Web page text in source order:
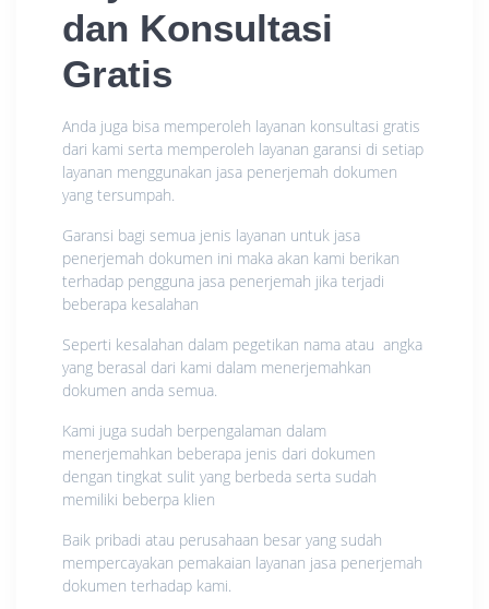
dan Konsultasi
Gratis
Anda juga bisa memperoleh layanan konsultasi gratis
dari kami serta memperoleh layanan garansi di setiap
layanan menggunakan jasa penerjemah dokumen
yang tersumpah.
Garansi bagi semua jenis layanan untuk jasa
penerjemah dokumen ini maka akan kami berikan
terhadap pengguna jasa penerjemah jika terjadi
beberapa kesalahan
Seperti kesalahan dalam pegetikan nama atau angka
yang berasal dari kami dalam menerjemahkan
dokumen anda semua.
Kami juga sudah berpengalaman dalam
menerjemahkan beberapa jenis dari dokumen
dengan tingkat sulit yang berbeda serta sudah
memiliki beberpa klien
Baik pribadi atau perusahaan besar yang sudah
mempercayakan pemakaian layanan jasa penerjemah
dokumen terhadap kami.